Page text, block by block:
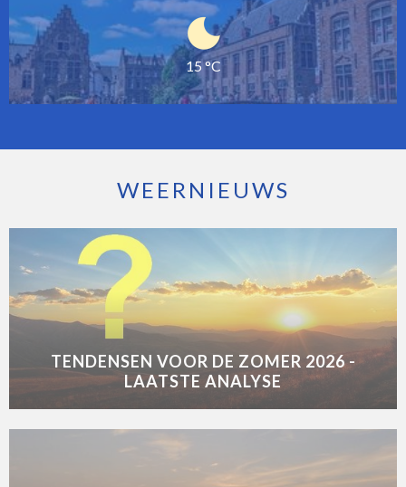
15 °C
WEERNIEUWS
TENDENSEN VOOR DE ZOMER 2026 -
LAATSTE ANALYSE